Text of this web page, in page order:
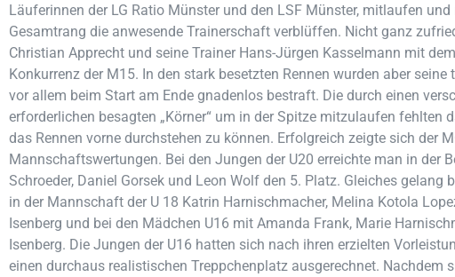
Läuferinnen der LG Ratio Münster und den LSF Münster, mitlaufen
Gesamtrang die anwesende Trainerschaft verblüffen. Nicht ganz
Christian Apprecht und seine Trainer Hans-Jürgen Kasselmann mit
Konkurrenz der M15. In den stark besetzten Rennen wurden aber seine
vor allem beim Start am Ende gnadenlos bestraft. Die durch einen
erforderlichen besagten „Körner“ um in der Spitze mitzulaufen fehlten
das Rennen vorne durchstehen zu können. Erfolgreich zeigte sich der
Mannschaftswertungen. Bei den Jungen der U20 erreichte man in der
Schroeder, Daniel Gorsek und Leon Wolf den 5. Platz. Gleiches gelang
in der Mannschaft der U 18 Katrin Harnischmacher, Melina Kotola
Isenberg und bei den Mädchen U16 mit Amanda Frank, Marie
Isenberg. Die Jungen der U16 hatten sich nach ihren erzielten
einen durchaus realistischen Treppchenplatz ausgerechnet. Nachdem